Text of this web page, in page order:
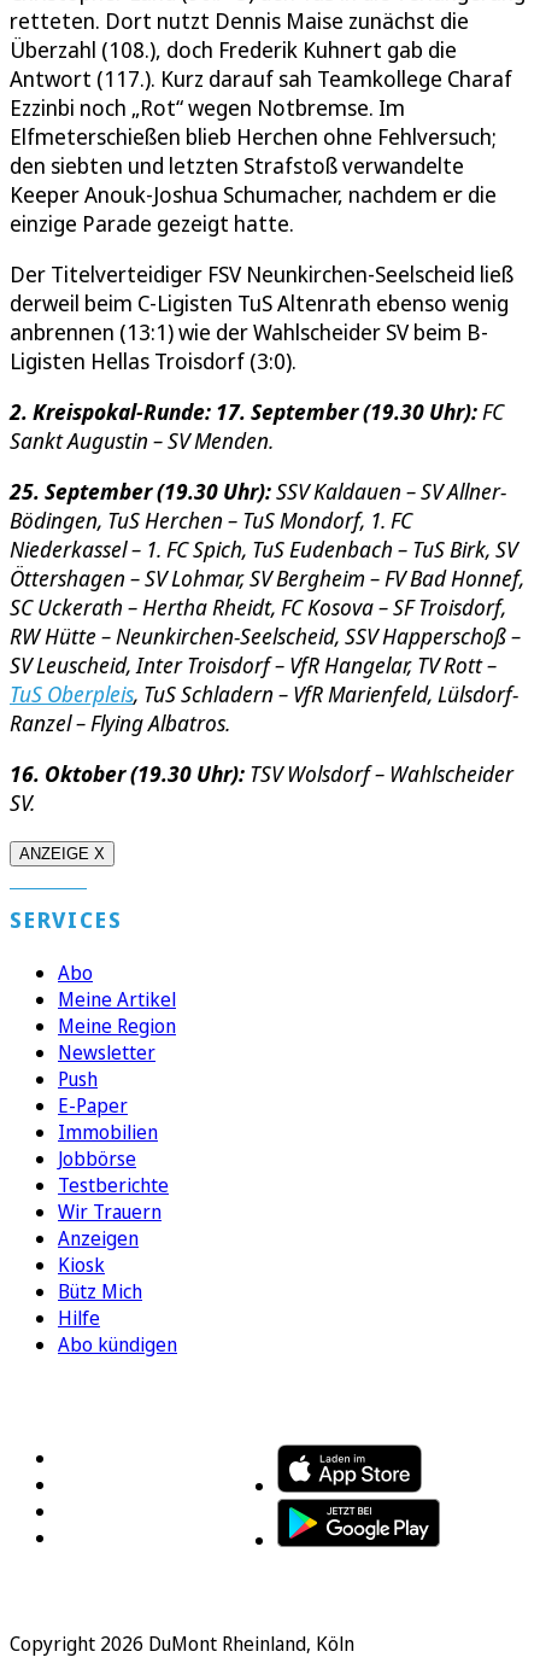
retteten. Dort nutzt Dennis Maise zunächst die
Überzahl (108.), doch Frederik Kuhnert gab die
Antwort (117.). Kurz darauf sah Teamkollege Charaf
Ezzinbi noch „Rot“ wegen Notbremse. Im
Elfmeterschießen blieb Herchen ohne Fehlversuch;
den siebten und letzten Strafstoß verwandelte
Keeper Anouk-Joshua Schumacher, nachdem er die
einzige Parade gezeigt hatte.
Der Titelverteidiger FSV Neunkirchen-Seelscheid ließ
derweil beim C-Ligisten TuS Altenrath ebenso wenig
anbrennen (13:1) wie der Wahlscheider SV beim B-
Ligisten Hellas Troisdorf (3:0).
2. Kreispokal-Runde: 17. September (19.30 Uhr):FC
Sankt Augustin – SV Menden.
25. September (19.30 Uhr):SSV Kaldauen – SV Allner-
Bödingen, TuS Herchen – TuS Mondorf, 1. FC
Niederkassel – 1. FC Spich, TuS Eudenbach – TuS Birk, SV
Öttershagen – SV Lohmar, SV Bergheim – FV Bad Honnef,
SC Uckerath – Hertha Rheidt, FC Kosova – SF Troisdorf,
RW Hütte – Neunkirchen-Seelscheid, SSV Happerschoß –
SV Leuscheid, Inter Troisdorf – VfR Hangelar, TV Rott –
TuS Oberpleis, TuS Schladern – VfR Marienfeld, Lülsdorf-
Ranzel – Flying Albatros.
16. Oktober (19.30 Uhr): TSV Wolsdorf – Wahlscheider
SV.
ANZEIGE X
SERVICES
Abo
Meine Artikel
Meine Region
Newsletter
Push
E-Paper
Immobilien
Jobbörse
Testberichte
Wir Trauern
Anzeigen
Kiosk
Bütz Mich
Hilfe
Abo kündigen
Copyright 2026 DuMont Rheinland, Köln